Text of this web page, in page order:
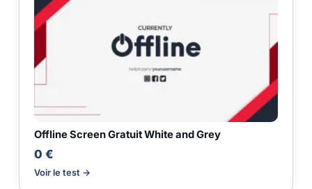
Offline Screen Gratuit White and Grey
0 €
Voir le test →